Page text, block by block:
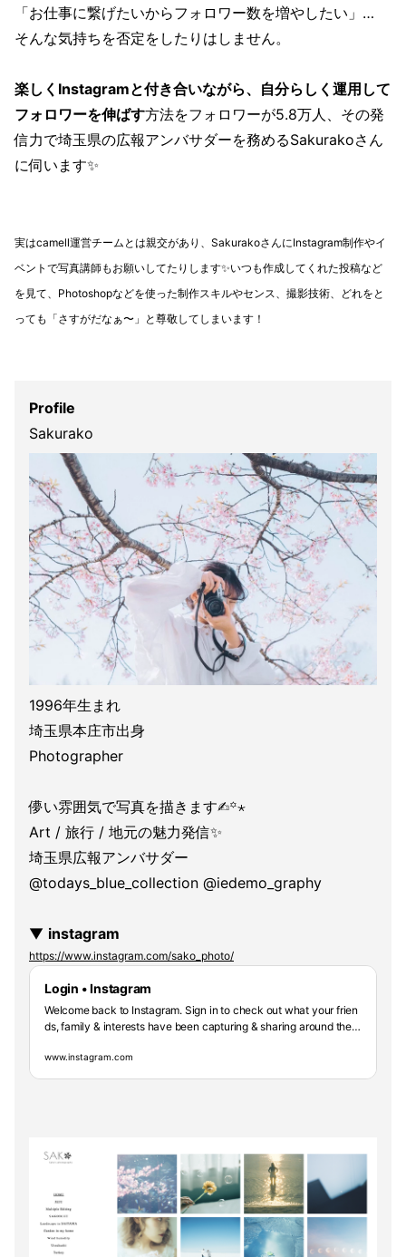
「お仕事に繋げたいからフォロワー数を増やしたい」…
そんな気持ちを否定をしたりはしません。
楽しくInstagramと付き合いながら、自分らしく運用して
フォロワーを伸ばす方法をフォロワーが5.8万人、その発
信力で埼玉県の広報アンバサダーを務めるSakurakoさん
に伺います✨
実はcamell運営チームとは親交があり、SakurakoさんにInstagram制作やイ
ベントで写真講師もお願いしてたりします✨いつも作成してくれた投稿など
を見て、Photoshopなどを使った制作スキルやセンス、撮影技術、どれをと
っても「さすがだなぁ〜」と尊敬してしまいます！
Profile
Sakurako
1996年生まれ
埼玉県本庄市出身
Photographer
儚い雰囲気で写真を描きます✍︎꙳⋆
Art / 旅行 / 地元の魅力発信✨
埼玉県広報アンバサダー
@todays_blue_collection @iedemo_graphy
▼ instagram
https://www.instagram.com/sako_photo/
Login • Instagram
Welcome back to Instagram. Sign in to check out what your frien
ds, family & interests have been capturing & sharing around the
www.instagram.com